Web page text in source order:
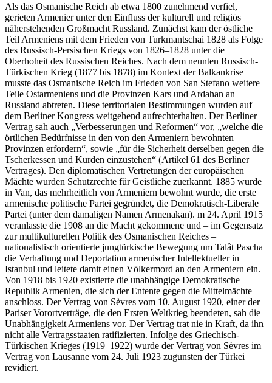
Als das Osmanische Reich ab etwa 1800 zunehmend verfiel,
gerieten Armenier unter den Einfluss der kulturell und religiös
näherstehenden Großmacht Russland. Zunächst kam der östliche
Teil Armeniens mit dem Frieden von Turkmantschai 1828 als Folge
des Russisch-Persischen Kriegs von 1826–1828 unter die
Oberhoheit des Russischen Reiches. Nach dem neunten Russisch-
Türkischen Krieg (1877 bis 1878) im Kontext der Balkankrise
musste das Osmanische Reich im Frieden von San Stefano weitere
Teile Ostarmeniens und die Provinzen Kars und Ardahan an
Russland abtreten. Diese territorialen Bestimmungen wurden auf
dem Berliner Kongress weitgehend aufrechterhalten. Der Berliner
Vertrag sah auch „Verbesserungen und Reformen“ vor, „welche die
örtlichen Bedürfnisse in den von den Armeniern bewohnten
Provinzen erfordern“, sowie „für die Sicherheit derselben gegen die
Tscherkessen und Kurden einzustehen“ (Artikel 61 des Berliner
Vertrages). Den diplomatischen Vertretungen der europäischen
Mächte wurden Schutzrechte für Geistliche zuerkannt. 1885 wurde
in Van, das mehrheitlich von Armeniern bewohnt wurde, die erste
armenische politische Partei gegründet, die Demokratisch-Liberale
Partei (unter dem damaligen Namen Armenakan). m 24. April 1915
veranlasste die 1908 an die Macht gekommene und – im Gegensatz
zur multikulturellen Politik des Osmanischen Reiches –
nationalistisch orientierte jungtürkische Bewegung um Talât Pascha
die Verhaftung und Deportation armenischer Intellektueller in
Istanbul und leitete damit einen Völkermord an den Armeniern ein.
Von 1918 bis 1920 existierte die unabhängige Demokratische
Republik Armenien, die sich der Entente gegen die Mittelmächte
anschloss. Der Vertrag von Sèvres vom 10. August 1920, einer der
Pariser Vorortverträge, die den Ersten Weltkrieg beendeten, sah die
Unabhängigkeit Armeniens vor. Der Vertrag trat nie in Kraft, da ihn
nicht alle Vertragsstaaten ratifizierten. Infolge des Griechisch-
Türkischen Krieges (1919–1922) wurde der Vertrag von Sèvres im
Vertrag von Lausanne vom 24. Juli 1923 zugunsten der Türkei
revidiert.